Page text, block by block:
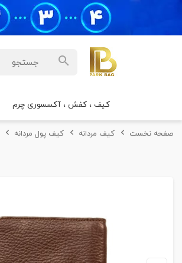
کیف ، کفش ، آکسسوری چرم
صفحه نخست کیف مردانه کیف پول مردانه